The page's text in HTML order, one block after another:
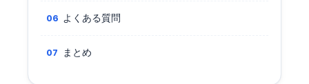
よくある質問
まとめ